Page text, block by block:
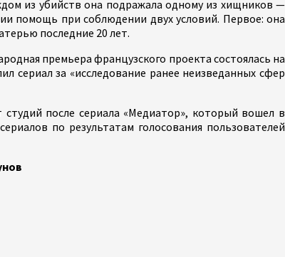
из убийств она подражала одному из хищников —
помощь при соблюдении двух условий. Первое: она
последние 20 лет.
премьера французского проекта состоялась на
сериал за «исследование ранее неизведанных сфер
после сериала «Медиатор», который вошел в
по результатам голосования пользователей